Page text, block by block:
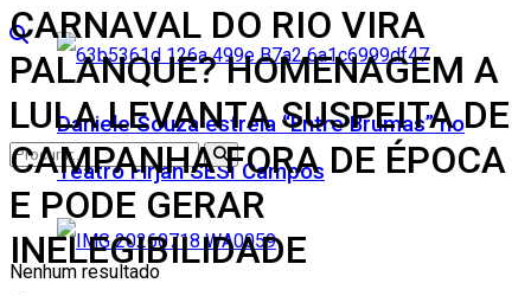
Daniele Souza estreia “Entre Brumas” no
Teatro Firjan SESI Campos
Nenhum resultado
CARNAVAL DO RIO VIRA
PALANQUE? HOMENAGEM A
LULA LEVANTA SUSPEITA DE
CAMPANHA FORA DE ÉPOCA
E PODE GERAR
INELEGIBILIDADE